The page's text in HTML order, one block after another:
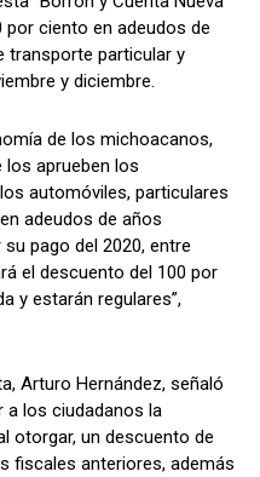
ciento en adeudos de
transporte particular y
y diciembre.
de los michoacanos,
los aprueben los
automóviles, particulares
adeudos de años
pago del 2020, entre
el descuento del 100 por
y estarán regulares”,
Arturo Hernández, señaló
a los ciudadanos la
otorgar, un descuento de
fiscales anteriores, además